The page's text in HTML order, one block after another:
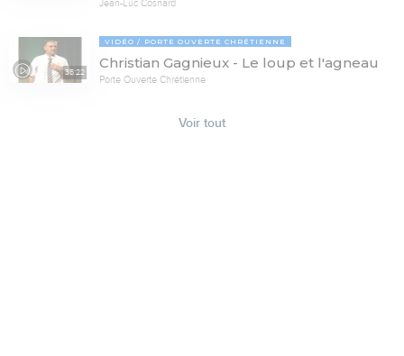
Jean-Luc Cosnard
35:22
VIDÉO PORTE OUVERTE CHRÉTIENNE
Christian Gagnieux - Le loup et l'agneau
Porte Ouverte Chrétienne
Voir tout